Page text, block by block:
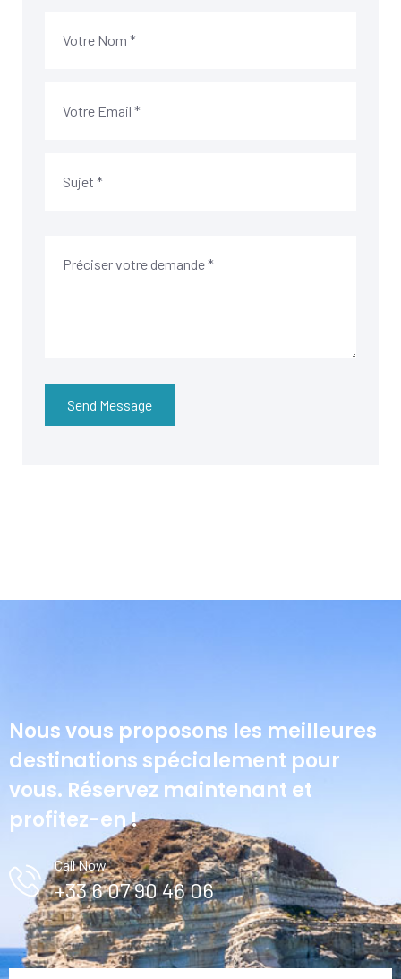
Send Message
Nous vous proposons les meilleures
destinations spécialement pour
vous. Réservez maintenant et
profitez-en !
Call Now
+33 6 07 90 46 06